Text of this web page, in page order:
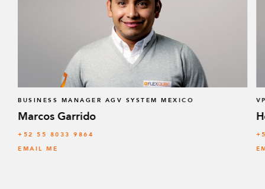
BUSINESS MANAGER AGV SYSTEM MEXICO
Marcos Garrido
+52 55 8033 9864
EMAIL ME